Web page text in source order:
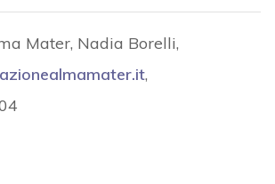
Mater, Nadia Borelli,
,